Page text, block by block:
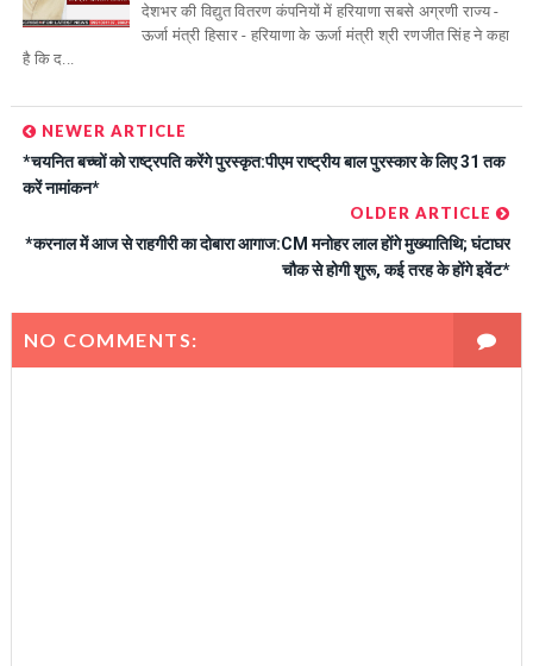
देशभर की विद्युत वितरण कंपनियों में हरियाणा सबसे अग्रणी राज्य -
ऊर्जा मंत्री हिसार - हरियाणा के ऊर्जा मंत्री श्री रणजीत सिंह ने कहा
है कि द...
NEWER ARTICLE
*चयनित बच्चों को राष्ट्रपति करेंगे पुरस्कृत:पीएम राष्ट्रीय बाल पुरस्कार के लिए 31 तक
करें नामांकन*
OLDER ARTICLE
*करनाल में आज से राहगीरी का दोबारा आगाज:CM मनोहर लाल होंगे मुख्यातिथि; घंटाघर
चौक से होगी शुरू, कई तरह के होंगे इवेंट*
NO COMMENTS: